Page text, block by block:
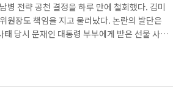
병 전략 공천 결정을 하루 만에 철회했다. 김미
원장도 책임을 지고 물러났다. 논란의 발단은
당시 문재인 대통령 부부에게 받은 선물 사진
김 대표가 미래통합당과 정치 지향점이 맞지
을 올린 청년이 공천을 받았다. 이게 우리 당의